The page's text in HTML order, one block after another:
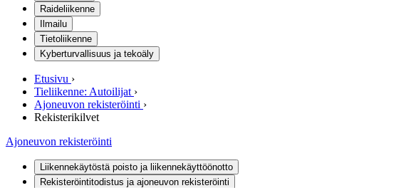
Raideliikenne
Ilmailu
Tietoliikenne
Kyberturvallisuus ja tekoäly
Etusivu ›
Tieliikenne: Autoilijat ›
Ajoneuvon rekisteröinti ›
Rekisterikilvet
Ajoneuvon rekisteröinti
Liikennekäytöstä poisto ja liikennekäyttöönotto
Rekisteröintitodistus ja ajoneuvon rekisteröinti